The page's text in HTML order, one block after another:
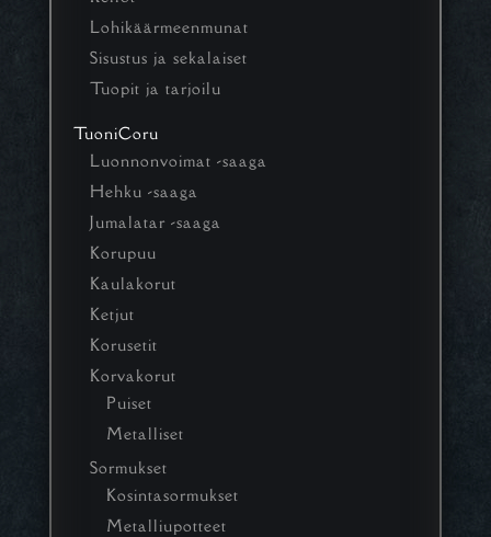
Lohikäärmeenmunat
Sisustus ja sekalaiset
Tuopit ja tarjoilu
TuoniCoru
Luonnonvoimat -saaga
Hehku -saaga
Jumalatar -saaga
Korupuu
Kaulakorut
Ketjut
Korusetit
Korvakorut
Puiset
Metalliset
Sormukset
Kosintasormukset
Metalliupotteet